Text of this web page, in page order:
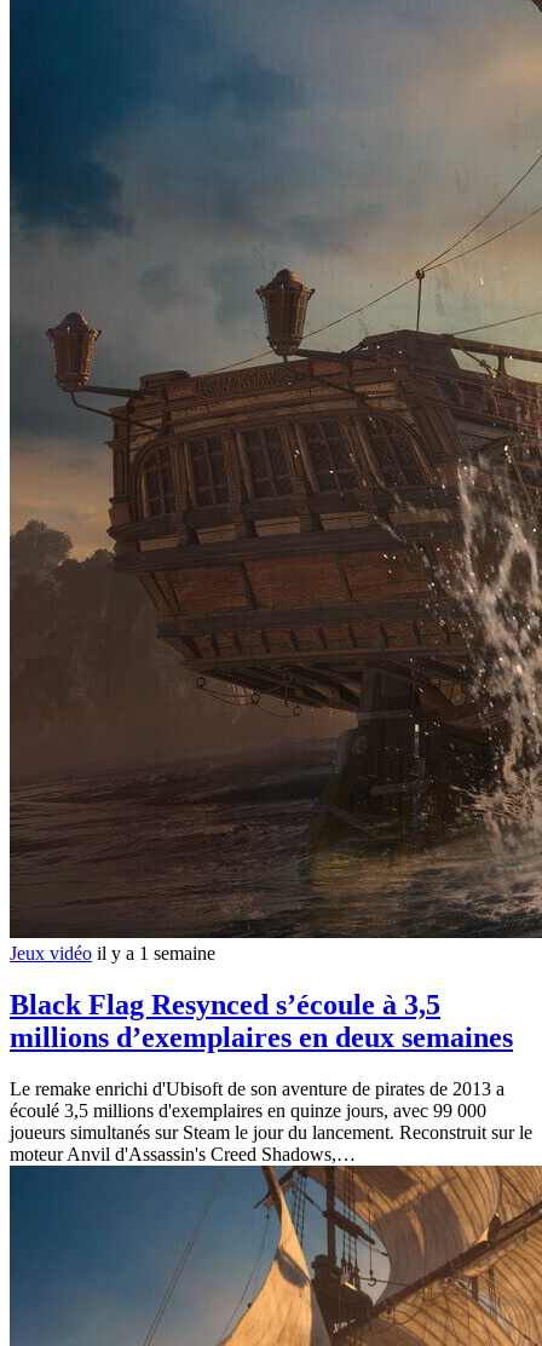
Jeux vidéo il y a 1 semaine
Black Flag Resynced s’écoule à 3,5
millions d’exemplaires en deux semaines
Le remake enrichi d'Ubisoft de son aventure de pirates de 2013 a
écoulé 3,5 millions d'exemplaires en quinze jours, avec 99 000
joueurs simultanés sur Steam le jour du lancement. Reconstruit sur le
moteur Anvil d'Assassin's Creed Shadows,…